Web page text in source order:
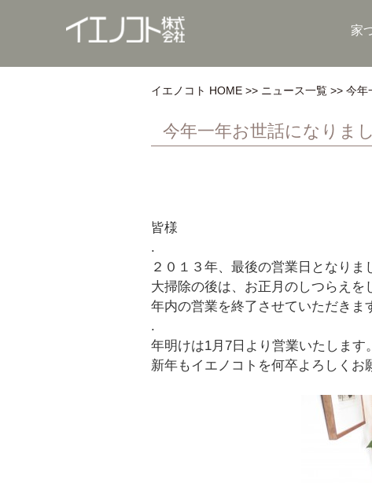
家
イエノコト HOME ニュース一覧 今年
今年一年お世話になりまし
皆様
.
２０１３年、最後の営業日となりま
大掃除の後は、お正月のしつらえを
年内の営業を終了させていただきま
.
年明けは1月7日より営業いたします。
新年もイエノコトを何卒よろしくお